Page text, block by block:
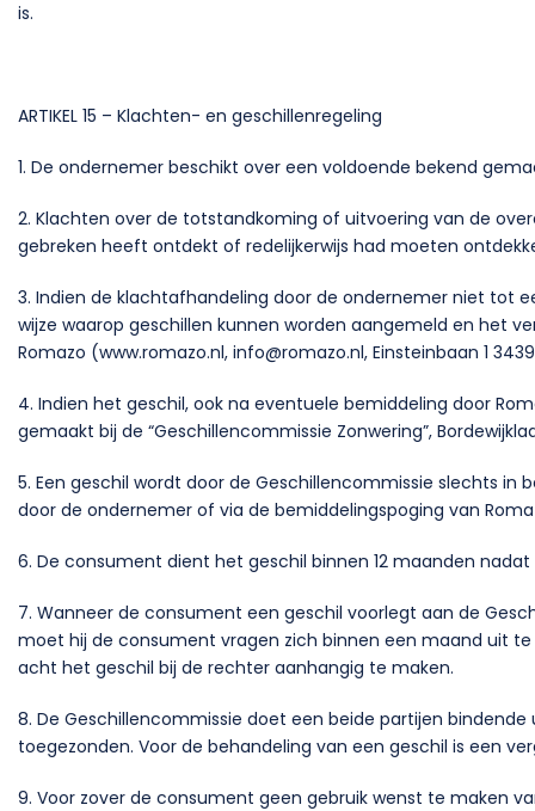
is.
ARTIKEL 15 – Klachten- en geschillenregeling
1. De ondernemer beschikt over een voldoende bekend
2. Klachten over de totstandkoming of uitvoering van de
gebreken heeft ontdekt of redelijkerwijs had moeten
3. Indien de klachtafhandeling door de ondernemer niet tot
wijze waarop geschillen kunnen worden aangemeld en het
Romazo (www.romazo.nl, info@romazo.nl, Einsteinbaan 1
4. Indien het geschil, ook na eventuele bemiddeling door
gemaakt bij de “Geschillencommissie Zonwering”,
5. Een geschil wordt door de Geschillencommissie slechts
door de ondernemer of via de bemiddelingspoging van
6. De consument dient het geschil binnen 12 maanden
7. Wanneer de consument een geschil voorlegt aan de
moet hij de consument vragen zich binnen een maand uit
acht het geschil bij de rechter aanhangig te maken.
8. De Geschillencommissie doet een beide partijen
toegezonden. Voor de behandeling van een geschil is een
9. Voor zover de consument geen gebruik wenst te maken